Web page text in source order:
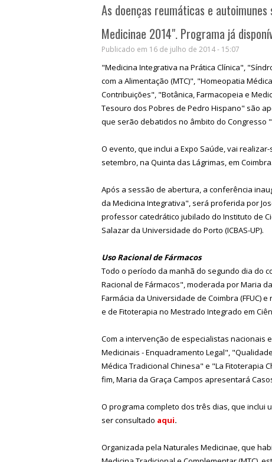
As doenças reumáticas e
Medicinae 2014". Programa já
Publicado em 16 de julho de 2014 - 15:07
"Medicina Integrativa na Prática Clínica",
com a Alimentação (MTC)", "Homeopatia
Contribuições", "Botânica, Farmacopeia e
Tesouro dos Pobres de Pedro Hispano" são
que serão debatidos no âmbito do Congresso
O evento, que inclui a Expo Saúde, vai realizar-
setembro, na Quinta das Lágrimas, em
Após a sessão de abertura, a conferência
da Medicina Integrativa", será proferida por
professor catedrático jubilado do Instituto de
Salazar da Universidade do Porto (ICBAS-UP).
Uso Racional de Fármacos
Todo o período da manhã do segundo dia do
Racional de Fármacos", moderada por Maria
Farmácia da Universidade de Coimbra (FFUC)
e de Fitoterapia no Mestrado Integrado em
Com a intervenção de especialistas nacionais
Medicinais - Enquadramento Legal",
Médica Tradicional Chinesa" e "La Fitoterapia
fim, Maria da Graça Campos apresentará
O programa completo dos três dias, que
ser consultado aqui.
Organizada pela Naturales Medicinae, que